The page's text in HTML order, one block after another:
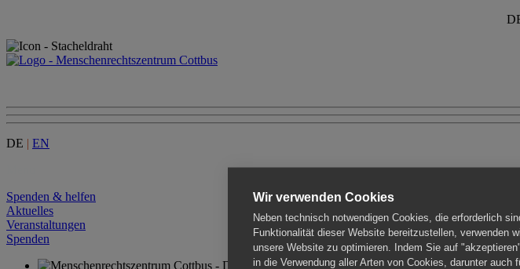
DE | EN
Spenden & helfen
Aktuelles
Veranstaltungen
Spenden
Wir verwenden Cookies
Neben technisch notwendigen Cookies, die erforderlich
Funktionalität dieser Website bereitzustellen, verwenden
unsere Website zu optimieren. Indem Sie auf
in die Verwendung aller Arten von Cookies, darunter auch